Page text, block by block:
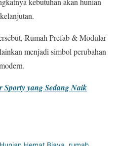
Rumah Prefab & Modular
menjadi simbol perubahan
Sporty yang Sedang Naik